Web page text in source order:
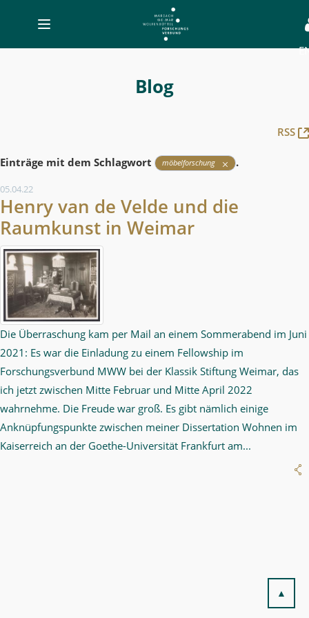
Toggle
navigation
Blog
RSS
Einträge mit dem Schlagwort möbelforschung .
05.04.22
Henry van de Velde und die
Raumkunst in Weimar
Die Überraschung kam per Mail an einem Sommerabend im Juni
2021: Es war die Einladung zu einem Fellowship im
Forschungsverbund MWW bei der Klassik Stiftung Weimar, das
ich jetzt zwischen Mitte Februar und Mitte April 2022
wahrnehme. Die Freude war groß. Es gibt nämlich einige
Anknüpfungspunkte zwischen meiner Dissertation Wohnen im
Kaiserreich an der Goethe-Universität Frankfurt am...
▲